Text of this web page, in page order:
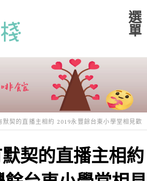
默契的直播主相約 2019永豐餘台東小學堂相見歡
契的直播主相約